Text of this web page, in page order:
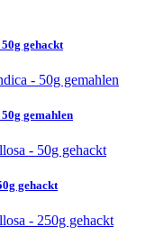
gehackt
gemahlen
gehackt